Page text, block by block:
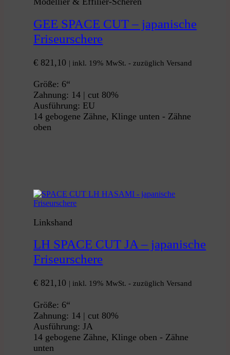
GEE SPACE CUT – japanische
Friseurschere
€ 821,10 | inkl. 19% MwSt. - zuzüglich Versand
Größe: 6“
Zahnung: 14 | cut 80%
Ausführung: EU
14 gebogene Zähne, Klinge unten - Zähne
oben
Linkshand
LH SPACE CUT JA – japanische
Friseurschere
€ 821,10 | inkl. 19% MwSt. - zuzüglich Versand
Größe: 6“
Zahnung: 14 | cut 80%
Ausführung: JA
14 gebogene Zähne, Klinge oben - Zähne
unten